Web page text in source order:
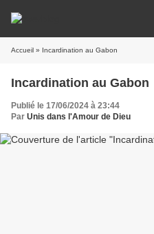
Accueil » Incardination au Gabon
Incardination au Gabon
Publié le 17/06/2024 à 23:44
Par Unis dans l'Amour de Dieu